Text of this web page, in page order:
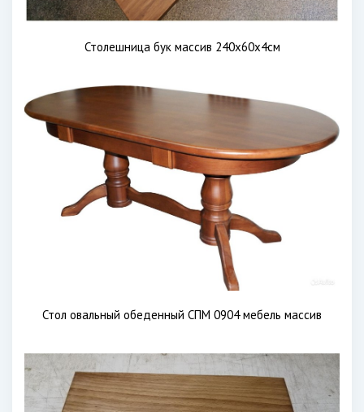
Столешница бук массив 240х60х4см
Стол овальный обеденный СПМ 0904 мебель массив